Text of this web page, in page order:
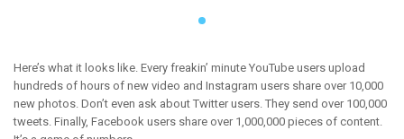
Here’s what it looks like. Every freakin’ minute YouTube users upload
hundreds of hours of new video and Instagram users share over 10,000
new photos. Don’t even ask about Twitter users. They send over 100,000
tweets. Finally, Facebook users share over 1,000,000 pieces of content.